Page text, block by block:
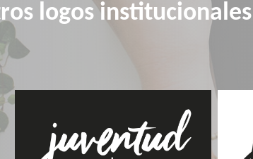
logos